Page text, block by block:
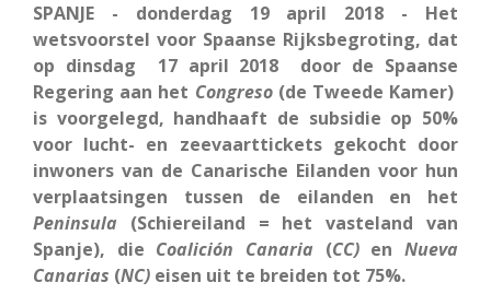
SPANJE - donderdag 19 april 2018 - Het
wetsvoorstel voor Spaanse Rijksbegroting, dat
op dinsdag 17 april 2018 door de Spaanse
Regering aan het Congreso(de Tweede Kamer)
is voorgelegd, handhaaft de subsidie op 50%
voor lucht- en zeevaarttickets gekocht door
inwoners van de Canarische Eilanden voor hun
verplaatsingen tussen de eilanden en het
Peninsula (Schiereiland = het vasteland van
Spanje), die Coalición Canaria (CC)enNueva
Canarias (NC) eisen uit te breiden tot 75%.